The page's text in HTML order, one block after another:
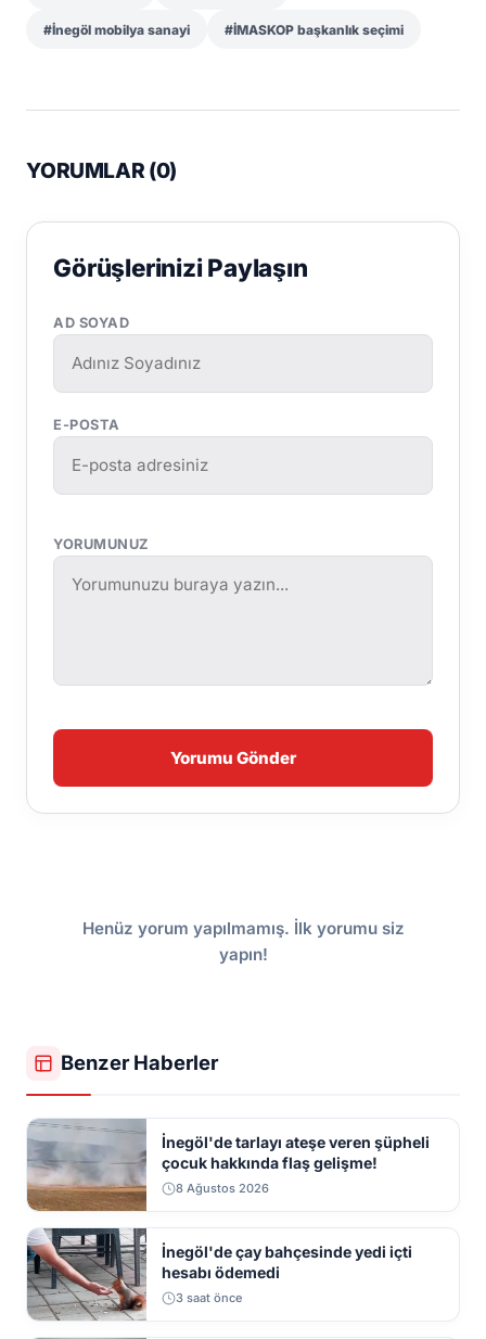
#İnegöl mobilya sanayi #İMASKOP başkanlık seçimi
YORUMLAR (0)
Görüşlerinizi Paylaşın
AD SOYAD
E-POSTA
YORUMUNUZ
Yorumu Gönder
Henüz yorum yapılmamış. İlk yorumu siz
yapın!
Benzer Haberler
İnegöl'de tarlayı ateşe veren şüpheli
çocuk hakkında flaş gelişme!
8 Ağustos 2026
İnegöl'de çay bahçesinde yedi içti
hesabı ödemedi
3 saat önce